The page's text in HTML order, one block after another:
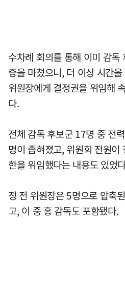
수차례 회의를 통해 이미 감독
증을 마쳤으니, 더 이상 시간
위원장에게 결정권을 위임해
다.
전체 감독 후보군 17명 중 전
명이 좁혀졌고, 위원회 전원이
한을 위임했다는 내용도 있었
정 전 위원장은 5명으로 압축
고, 이 중 홍 감독도 포함됐다.